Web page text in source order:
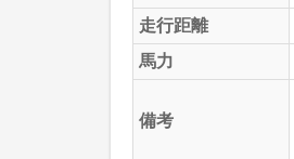
走行距離
馬力
備考